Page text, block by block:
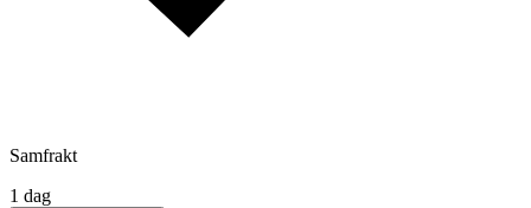
Samfrakt
1 dag